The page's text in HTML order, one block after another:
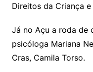
Direitos da Criança
Já no Açu a roda de
psicóloga Mariana
Cras, Camila Torso.